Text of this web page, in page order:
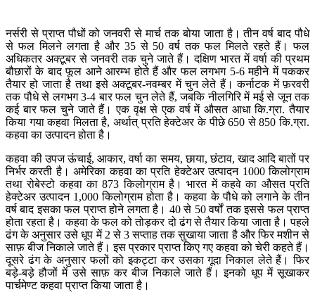
नर्सरी से प्राप्त पौधों को जनवरी से मार्च तक बोया जाता है। तीन वर्ष बाद पौधे
से फल मिलने लगता है और 35 से 50 वर्ष तक फल मिलते रहते हैं। फल
अधिकतर अक्टूबर से जनवरी तक चुने जाते हैं। दक्षिण भारत में वर्षा की प्रथम
बौछारों के बाद फूल आने आरम्भ होते हैं और फल लगभग 5-6 महीने में पककर
तैयार हो जाता है तथा इसे अक्टूबर-नवम्बर में चुन लेते हैं। कर्नाटक में फ़रवरी
तक पौधे से लगभग 3-4 बार फल चुन लेते हैं, जबकि नीलगिरि में मई से जून तक
कई बार फल चुने जाते हैं। एक वृक्ष से एक वर्ष में औसत आधा कि.ग्रा. तैयार
किया गया कहवा मिलता है, अर्थात् प्रति हेक्टेअर के पीछे 650 से 850 कि.ग्रा.
कहवा का उत्पादन होता है।
कहवा की उपज ऊंचाई, आकार, वर्षा का समय, छाया, छंटाव, खाद आदि बातों पर
निर्भर करती है। अमेरिका कहवा का प्रति हेक्टेअर उत्पादन 1000 किलोग्राम
तथा रोबेस्टो कहवा का 873 किलोग्राम है। भारत में कहवे का औसत प्रति
हेक्टेअर उत्पादन 1,000 किलोग्राम होता है। कहवा के पौधे को लगाने के तीन
वर्ष बाद इसका फल प्राप्त होने लगता है। 40 से 50 वर्षों तक इससे फल प्राप्त
होता रहता है। कहवा के फल को तोड़कर दो ढंग से तैयार किया जाता है। पहले
ढंग के अनुसार उसे धूप में 2 से 3 सप्ताह तक सुखाया जाता है और फिर मशीन से
साफ़ बीज निकाले जाते हैं। इस प्रकार प्राप्त किए गए कहवा को चेरी कहते हैं।
दूसरे ढंग के अनुसार फलों को इकट्टा कर उसका गूदा निकाल लेते हैं। फिर
बड़े-बड़े हौजों में उसे साफ़ कर बीज निकाले जाते हैं। इनको धूप में सूखाकर
पार्चमेण्ट कहवा प्राप्त किया जाता है।